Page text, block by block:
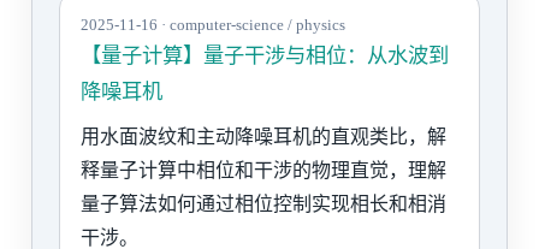
2025-11-16 · computer-science / physics
【量子计算】量子干涉与相位：从水波到
降噪耳机
用水面波纹和主动降噪耳机的直观类比，解
释量子计算中相位和干涉的物理直觉，理解
量子算法如何通过相位控制实现相长和相消
干涉。